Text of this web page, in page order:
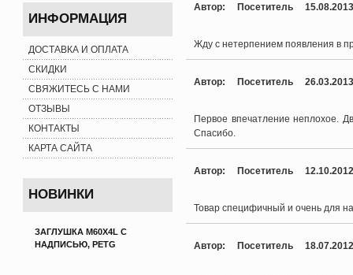
ИНФОРМАЦИЯ
ДОСТАВКА И ОПЛАТА
СКИДКИ
СВЯЖИТЕСЬ С НАМИ
ОТЗЫВЫ
КОНТАКТЫ
КАРТА САЙТА
НОВИНКИ
ЗАГЛУШКА M60X4L С
НАДПИСЬЮ, PETG
Автор: Посетитель 15.08.2013
Жду с нетерпением появления в
Автор: Посетитель 26.03.2013
Первое впечатление неплохое.
Спасибо.
Автор: Посетитель 12.10.2012
Товар специфичный и очень для
Автор: Посетитель 18.07.2012